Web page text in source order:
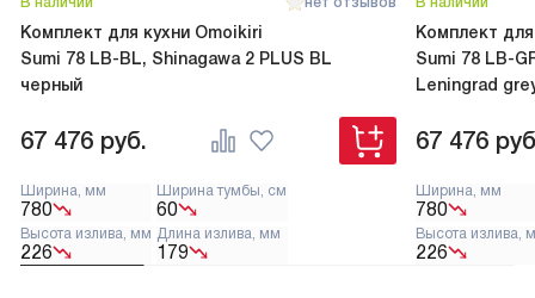
Комплект для кухни Omoikiri
Sumi 78 LB-BL, Shinagawa 2 PLUS BL
черный
67 476 руб.
Ширина, мм
780
Ширина тумбы, см
60
Высота излива, мм
226
Длина излива, мм
179
Комплект
Sumi 78 LB-
Leningrad
67 476
Ширина, мм
780
Высота излива,
226